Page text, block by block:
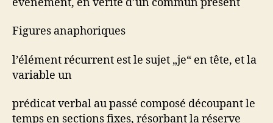
Figures anaphoriques
l’élément récurrent est le sujet „je“ en tête, et la
variable un
prédicat verbal au passé composé découpant le
temps en sections fixes, résorbant la réserve